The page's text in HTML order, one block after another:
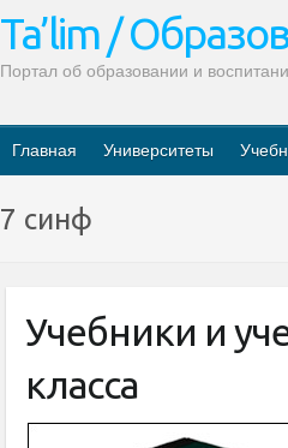
Ta’lim /
Портал об образовании и
Главная Университеты
7 синф
Учебники и
класса